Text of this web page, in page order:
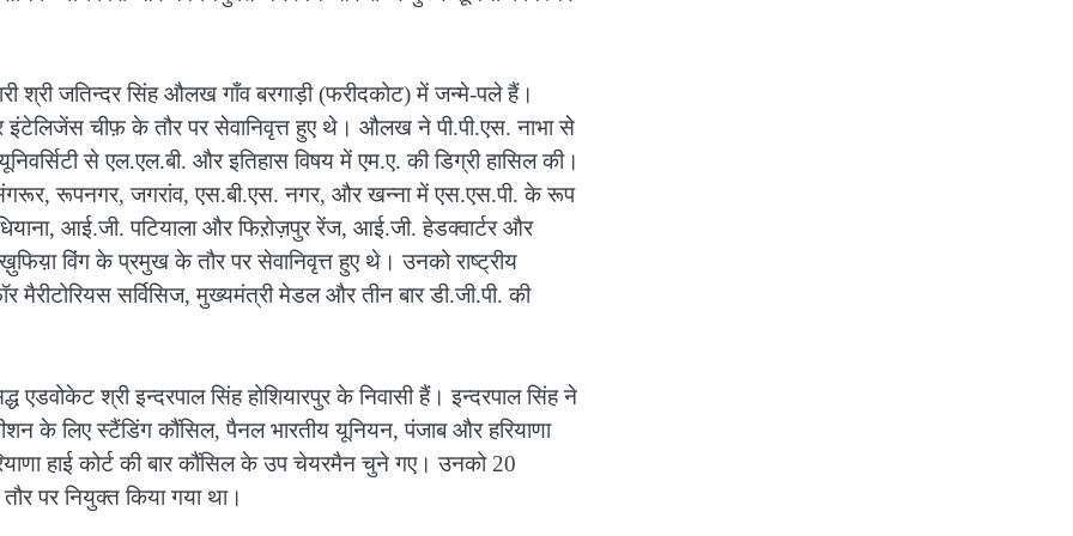
श्री जतिन्दर सिंह औलख गाँव बरगाड़ी (फरीदकोट) में जन्मे-पले हैं।
इंटेलिजेंस चीफ़ के तौर पर सेवानिवृत्त हुए थे। औलख ने पी.पी.एस. नाभा से
से एल.एल.बी. और इतिहास विषय में एम.ए. की डिग्री हासिल की।
रूपनगर, जगरांव, एस.बी.एस. नगर, और खन्ना में एस.एस.पी. के रूप
आई.जी. पटियाला और फिऱोज़पुर रेंज, आई.जी. हेडक्वार्टर और
विंग के प्रमुख के तौर पर सेवानिवृत्त हुए थे। उनको राष्ट्रीय
सर्विसिज, मुख्यमंत्री मेडल और तीन बार डी.जी.पी. की
श्री इन्दरपाल सिंह होशियारपुर के निवासी हैं। इन्दरपाल सिंह ने
के लिए स्टैंडिंग कौंसिल, पैनल भारतीय यूनियन, पंजाब और हरियाणा
हाई कोर्ट की बार कौंसिल के उप चेयरमैन चुने गए। उनको 20
पर नियुक्त किया गया था।